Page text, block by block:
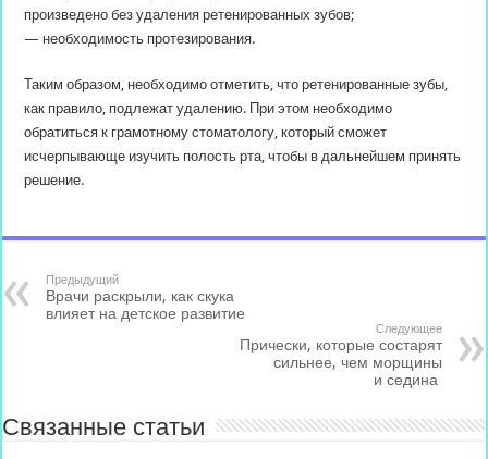
произведено без удаления ретенированных зубов;
— необходимость протезирования.
Таким образом, необходимо отметить, что ретенированные зубы,
как правило, подлежат удалению. При этом необходимо
обратиться к грамотному стоматологу, который сможет
исчерпывающе изучить полость рта, чтобы в дальнейшем принять
решение.
Предыдущий
Врачи раскрыли, как скука
влияет на детское развитие
Следующее
Прически, которые состарят
сильнее, чем морщины
и седина
Связанные статьи